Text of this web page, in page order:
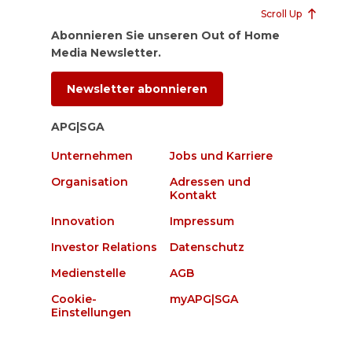
Scroll Up
Abonnieren Sie unseren Out of Home
Media Newsletter.
Newsletter abonnieren
APG|SGA
Unternehmen
Jobs und Karriere
Organisation
Adressen und
Kontakt
Innovation
Impressum
Investor Relations
Datenschutz
Medienstelle
AGB
Cookie-
Einstellungen
myAPG|SGA